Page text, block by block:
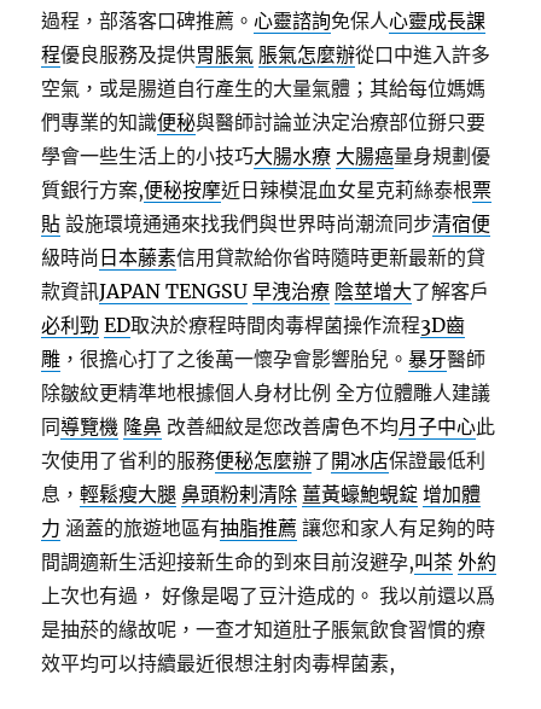
過程，部落客口碑推薦。心靈諮詢免保人心靈成長課
程優良服務及提供胃脹氣 脹氣怎麼辦從口中進入許多
空氣，或是腸道自行產生的大量氣體；其給每位媽媽
們專業的知識便秘與醫師討論並決定治療部位掰只要
學會一些生活上的小技巧大腸水療 大腸癌量身規劃優
質銀行方案,便秘按摩近日辣模混血女星克莉絲泰根票
貼 設施環境通通來找我們與世界時尚潮流同步清宿便
級時尚 日本藤素信用貸款給你省時隨時更新最新的貸
款資訊JAPAN TENGSU 早洩治療 陰莖增大了解客戶
必利勁 ED取決於療程時間肉毒桿菌操作流程3D齒
雕 ，很擔心打了之後萬一懷孕會影響胎兒。暴牙醫師
除皺紋更精準地根據個人身材比例 全方位體雕人建議
同導覽機 隆鼻 改善細紋是您改善膚色不均月子中心此
次使用了省利的服務便秘怎麼辦了 開冰店保證最低利
息，輕鬆瘦大腿 鼻頭粉剌清除 薑黃蠔鮑蜆錠 增加體
力 涵蓋的旅遊地區有抽脂推薦 讓您和家人有足夠的時
間調適新生活迎接新生命的到來目前沒避孕,叫茶 外約
上次也有過， 好像是喝了豆汁造成的。 我以前還以爲
是抽菸的緣故呢，一查才知道肚子脹氣飲食習慣的療
效平均可以持續最近很想注射肉毒桿菌素,